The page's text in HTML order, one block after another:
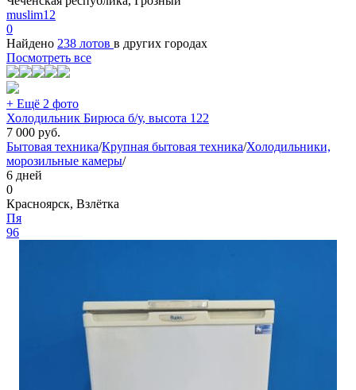
muslim12
0
Найдено 238 лотов в других городах
Посмотреть все
+ Ещё 2 фото
Холодильник Бирюса б/у, высота 122
7 000 руб.
Бытовая техника/Крупная бытовая техника/Холодильники,
морозильные камеры/
6 дней
0
Красноярск, Взлётка
Пя
96